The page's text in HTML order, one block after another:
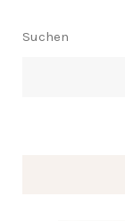
Suchen